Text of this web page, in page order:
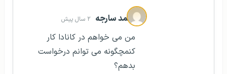
احمد سارجه ۲ سال پیش
من می خواهم در کانادا کار
کنمچگونه می توانم درخواست
بدهم؟